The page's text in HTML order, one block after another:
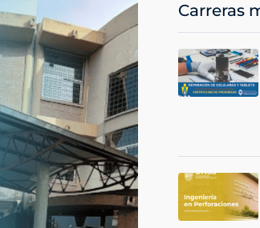
Carreras